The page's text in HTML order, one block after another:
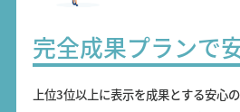
完全成果プランで
上位3位以上に表示を成果とする安心